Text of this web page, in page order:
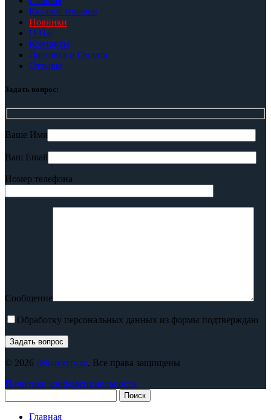
Каталог товаров
Новинки
О Нас
Контакты
Доставка и Оплата
Отзывы
Задать вопрос:
Ваше Имя
Ваш Email
Номер телефона
Сообщение
Обработку персональных данных из формы подтверждаю
© 2026 deltarezerv.ru. Все права защищены
Политика конфиденциальности
Поиск
Главная